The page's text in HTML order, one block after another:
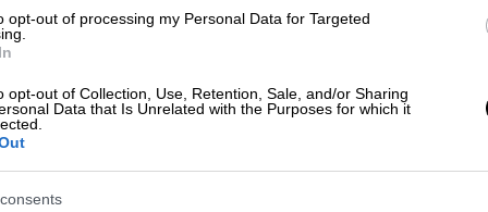
opt-out of processing my Personal Data for Targeted
opt-out of Collection, Use, Retention, Sale, and/or Sharing
Data that Is Unrelated with the Purposes for which it
ο Σούνακ»
του Ηνωμένου Βασιλείου,
τη χώρα σε εκλογές, από τη στιγμή που
φυλλοροούσε σε ό,τι αφορά τον αριθμό
γίνεται εντονότερο τον τελευταίο